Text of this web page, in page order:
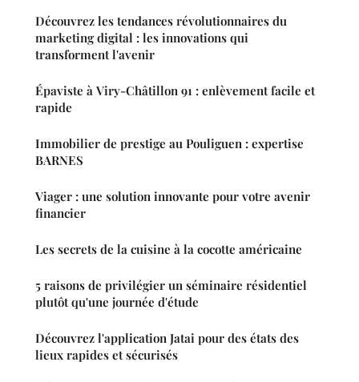
Découvrez les tendances révolutionnaires du
marketing digital : les innovations qui
transforment l'avenir
Épaviste à Viry-Châtillon 91 : enlèvement facile et
rapide
Immobilier de prestige au Pouliguen : expertise
BARNES
Viager : une solution innovante pour votre avenir
financier
Les secrets de la cuisine à la cocotte américaine
5 raisons de privilégier un séminaire résidentiel
plutôt qu'une journée d'étude
Découvrez l'application Jatai pour des états des
lieux rapides et sécurisés